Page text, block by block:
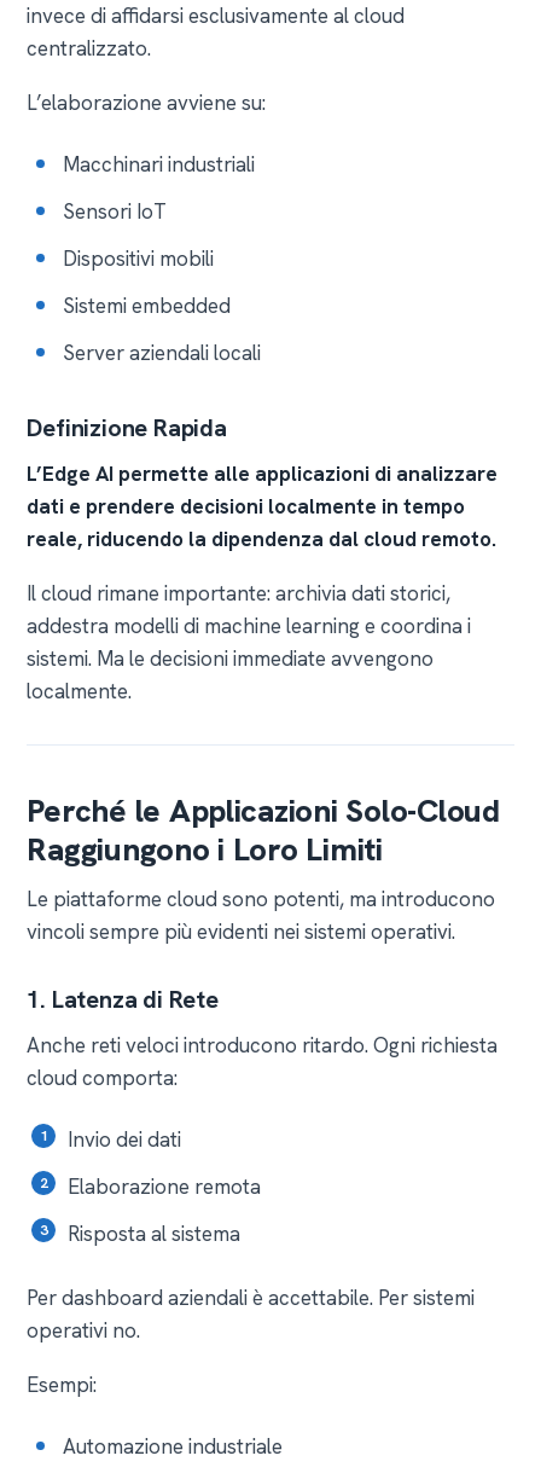
invece di affidarsi esclusivamente al cloud
centralizzato.
L’elaborazione avviene su:
Macchinari industriali
Sensori IoT
Dispositivi mobili
Sistemi embedded
Server aziendali locali
Definizione Rapida
L’Edge AI permette alle applicazioni di analizzare
dati e prendere decisioni localmente in tempo
reale, riducendo la dipendenza dal cloud remoto.
Il cloud rimane importante: archivia dati storici,
addestra modelli di machine learning e coordina i
sistemi. Ma le decisioni immediate avvengono
localmente.
Perché le Applicazioni Solo-Cloud
Raggiungono i Loro Limiti
Le piattaforme cloud sono potenti, ma introducono
vincoli sempre più evidenti nei sistemi operativi.
1. Latenza di Rete
Anche reti veloci introducono ritardo. Ogni richiesta
cloud comporta:
Invio dei dati
Elaborazione remota
Risposta al sistema
Per dashboard aziendali è accettabile. Per sistemi
operativi no.
Esempi:
Automazione industriale